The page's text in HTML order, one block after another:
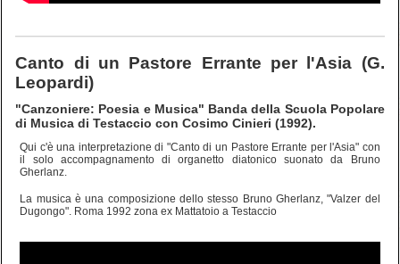
Canto di un Pastore Errante per l'Asia (G.
Leopardi)
"Canzoniere: Poesia e Musica" Banda della Scuola Popolare
di Musica di Testaccio con Cosimo Cinieri (1992).
Qui c'è una interpretazione di "Canto di un Pastore Errante per l'Asia" con
il solo accompagnamento di organetto diatonico suonato da Bruno
Gherlanz.
La musica è una composizione dello stesso Bruno Gherlanz, "Valzer del
Dugongo". Roma 1992 zona ex Mattatoio a Testaccio